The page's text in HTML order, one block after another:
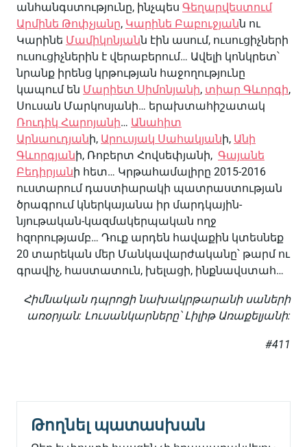
անհանգստությունը, ինչպես Գեղարվեստում
Արմինե Թոփչյանը, Կարինե Բաբուջյանն ու
Կարինե Մամիկոնյանն էին ասում, ուսուցիչների
ուսուցիչներին է վերաբերում… Ավելի կոնկրետ՝
նրանք իրենց կրթության հաջողությունը
կապում են Մարիետ Սիմոնյանի, տիար Գևորգի,
Սուսան Մարկոսյանի… երախտահիշատակ
Ռուդիկ Հարոյանի… Անահիտ
Արնաուդյանի, Արուսյակ Սահակյանի, Անի
Գևորգյանի, Ռոբերտ Հովսեփյանի, Գայանե
Բեդիրյանի հետ… Կրթահամալիրը 2015-2016
ուստարում դաստիարակի պատրաստության
ծրագրում կներկայանա իր մարդկային-
նյութական-կազմակերպական ողջ
հզորությամբ… Դուք արդեն հավաքին կտեսնեք
20 տարեկան մեր Մանկավարժականը՝ թարմ ու
գրավիչ, հաստատուն, խելացի, ինքնավստահ…
Հիմնական դպրոցի նախակրթարանի սաների
առօրյան: Լուսանկարները՝ Լիլիթ Առաքելյանի:
#411
Թողնել պատասխան